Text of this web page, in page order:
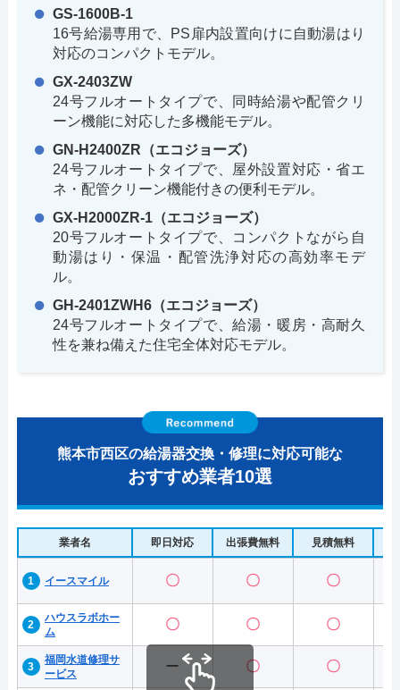
GS-1600B-1
16号給湯専用で、PS扉内設置向けに自動湯はり
対応のコンパクトモデル。
GX-2403ZW
24号フルオートタイプで、同時給湯や配管クリ
ーン機能に対応した多機能モデル。
GN-H2400ZR（エコジョーズ）
24号フルオートタイプで、屋外設置対応・省エ
ネ・配管クリーン機能付きの便利モデル。
GX-H2000ZR-1（エコジョーズ）
20号フルオートタイプで、コンパクトながら自
動湯はり・保温・配管洗浄対応の高効率モデ
ル。
GH-2401ZWH6（エコジョーズ）
24号フルオートタイプで、給湯・暖房・高耐久
性を兼ね備えた住宅全体対応モデル。
熊本市西区の給湯器交換・修理に対応可能な
おすすめ業者10選
業者名 即日対応 出張費無料 見積無料
イースマイル 〇 〇 〇
ハウスラボホー
ム
〇 〇 〇
福岡水道修理サ
ービス
ー 〇 〇